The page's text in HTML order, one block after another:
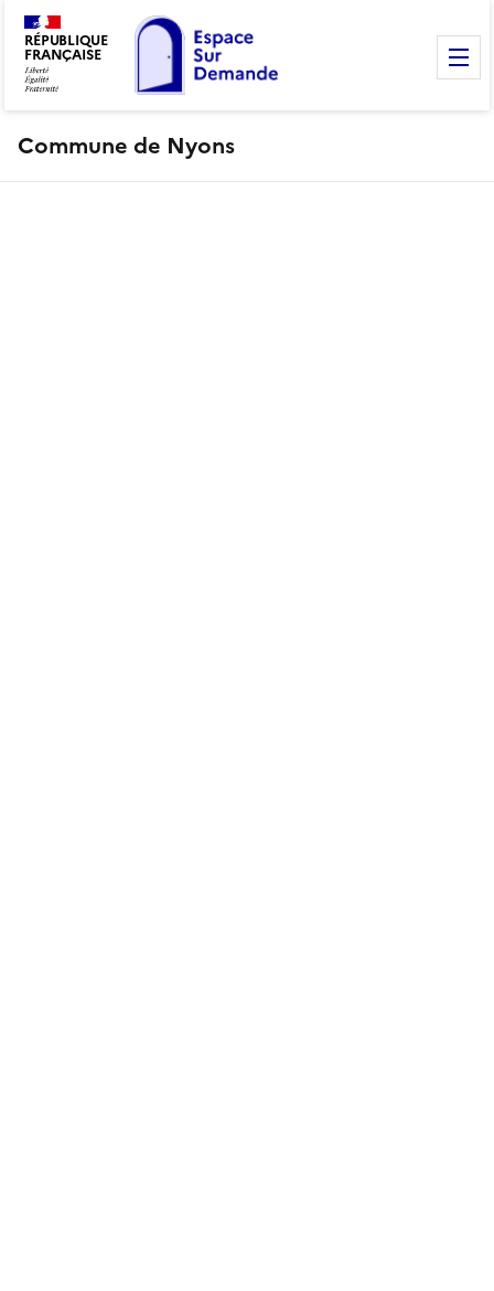
RÉPUBLIQUE
FRANÇAISE
Commune de Nyons